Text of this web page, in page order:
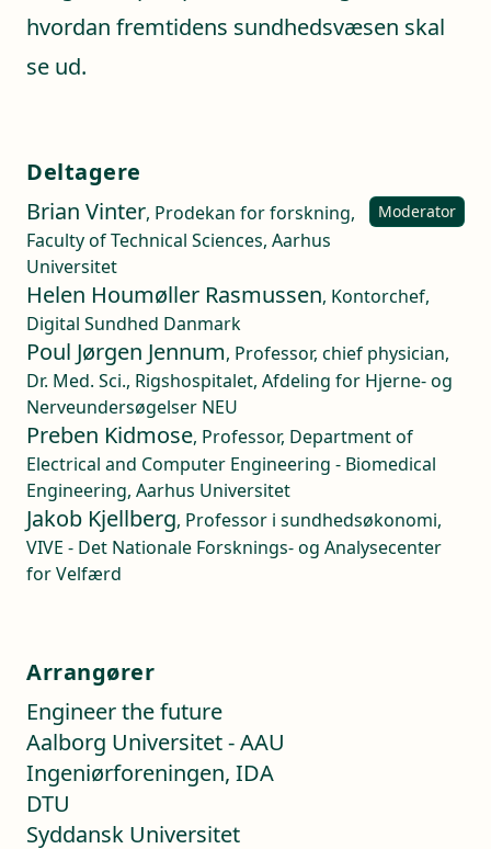
hvordan fremtidens sundhedsvæsen skal
se ud.
Deltagere
Brian Vinter, Prodekan for forskning,
Faculty of Technical Sciences, Aarhus
Universitet
Moderator
Helen Houmøller Rasmussen, Kontorchef,
Digital Sundhed Danmark
Poul Jørgen Jennum, Professor, chief physician,
Dr. Med. Sci., Rigshospitalet, Afdeling for Hjerne- og
Nerveundersøgelser NEU
Preben Kidmose, Professor, Department of
Electrical and Computer Engineering - Biomedical
Engineering, Aarhus Universitet
Jakob Kjellberg, Professor i sundhedsøkonomi,
VIVE - Det Nationale Forsknings- og Analysecenter
for Velfærd
Arrangører
Engineer the future
Aalborg Universitet - AAU
Ingeniørforeningen, IDA
DTU
Syddansk Universitet